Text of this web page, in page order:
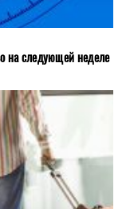
на следующей неделе